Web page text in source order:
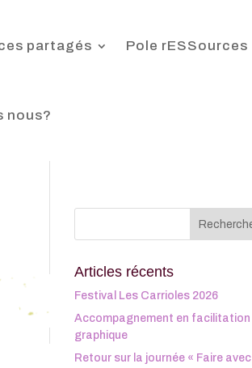
partagés Pole rESSources
nous?
Articles récents
Festival Les Carrioles 2026
Accompagnement en facilitation
graphique
Retour sur la journée « Faire avec